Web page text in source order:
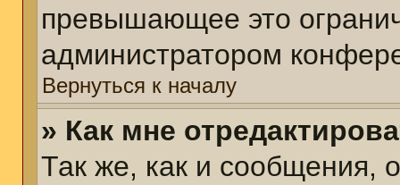
превышающее это
администратором
Вернуться к началу
» Как мне
Так же, как и сообщения,